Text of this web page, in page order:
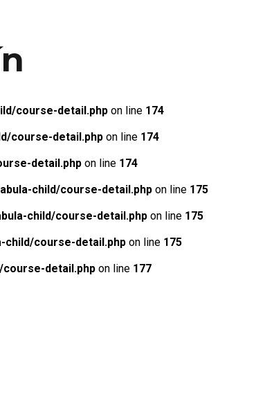
course-detail.php on line 174
course-detail.php on line 174
detail.php on line 174
child/course-detail.php on line 175
child/course-detail.php on line 175
course-detail.php on line 175
detail.php on line 177